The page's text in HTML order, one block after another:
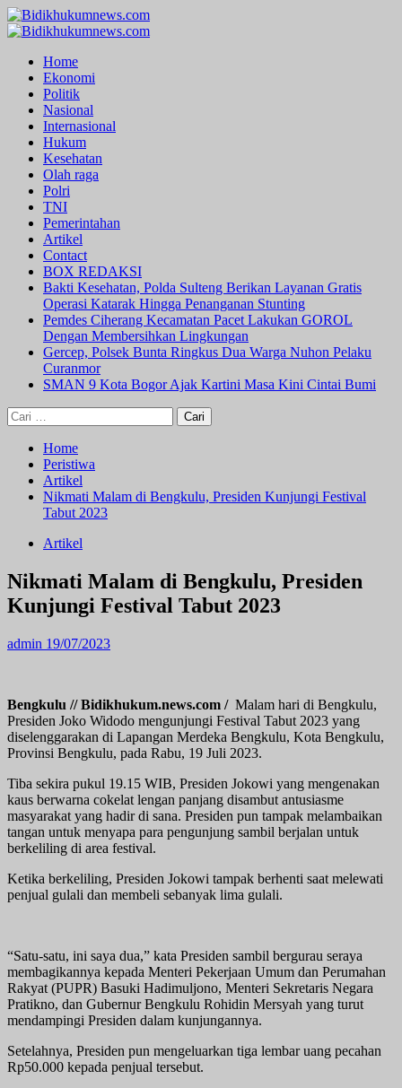
Skip
to
Primary
Home
Ekonomi
Politik
Nasional
Internasional
Hukum
Kesehatan
Olah raga
Polri
TNI
Pemerintahan
Artikel
Contact
BOX REDAKSI
Bakti Kesehatan, Polda Sulteng Berikan Layanan Gratis
Operasi Katarak Hingga Penanganan Stunting
Pemdes Ciherang Kecamatan Pacet Lakukan GOROL
Dengan Membersihkan Lingkungan
Gercep, Polsek Bunta Ringkus Dua Warga Nuhon Pelaku
Curanmor
SMAN 9 Kota Bogor Ajak Kartini Masa Kini Cintai Bumi
Cari
untuk:
Home
Peristiwa
Artikel
Nikmati Malam di Bengkulu, Presiden Kunjungi Festival
Tabut 2023
Artikel
Nikmati Malam di Bengkulu, Presiden
Kunjungi Festival Tabut 2023
admin 19/07/2023
Bengkulu // Bidikhukum.news.com / Malam hari di Bengkulu,
Presiden Joko Widodo mengunjungi Festival Tabut 2023 yang
diselenggarakan di Lapangan Merdeka Bengkulu, Kota Bengkulu,
Provinsi Bengkulu, pada Rabu, 19 Juli 2023.
Tiba sekira pukul 19.15 WIB, Presiden Jokowi yang mengenakan
kaus berwarna cokelat lengan panjang disambut antusiasme
masyarakat yang hadir di sana. Presiden pun tampak melambaikan
tangan untuk menyapa para pengunjung sambil berjalan untuk
berkeliling di area festival.
Ketika berkeliling, Presiden Jokowi tampak berhenti saat melewati
penjual gulali dan membeli sebanyak lima gulali.
“Satu-satu, ini saya dua,” kata Presiden sambil bergurau seraya
membagikannya kepada Menteri Pekerjaan Umum dan Perumahan
Rakyat (PUPR) Basuki Hadimuljono, Menteri Sekretaris Negara
Pratikno, dan Gubernur Bengkulu Rohidin Mersyah yang turut
mendampingi Presiden dalam kunjungannya.
Setelahnya, Presiden pun mengeluarkan tiga lembar uang pecahan
Rp50.000 kepada penjual tersebut.